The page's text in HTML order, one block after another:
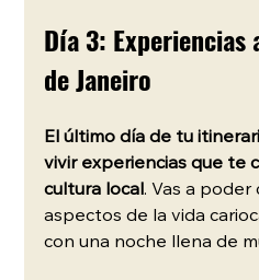
Día 3:
de Janeiro
El último día de tu
vivir experiencias que te
cultura local. Vas a
aspectos de la vida
con una noche llena de